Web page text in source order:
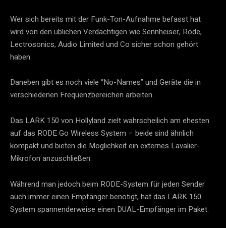
Wer sich bereits mit der Funk-Ton-Aufnahme befasst hat
wird von den üblichen Verdächtigen wie Sennheiser, Rode,
Lectrosonics, Audio Limited und Co sicher schon gehört
haben.
Daneben gibt es noch viele “No-Names” und Geräte die in
verschiedenen Frequenzbereichen arbeiten.
Das LARK 150 von Hollyland zielt wahrscheilich am ehesten
auf das RODE Go Wireless System – beide sind ähnlich
kompakt und bieten die Möglichkeit ein externes Lavalier-
Mikrofon anzuschließen.
Während man jedoch beim RODE-System für jeden Sender
auch immer einen Empfänger benötigt, hat das LARK 150
System spannenderweise einen DUAL-Empfänger im Paket.